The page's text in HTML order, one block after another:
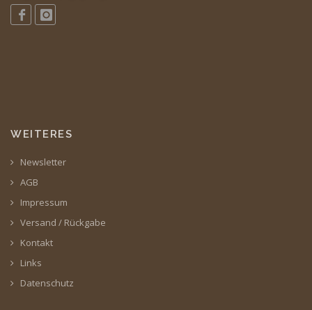
WEITERES
Newsletter
AGB
Impressum
Versand / Rückgabe
Kontakt
Links
Datenschutz